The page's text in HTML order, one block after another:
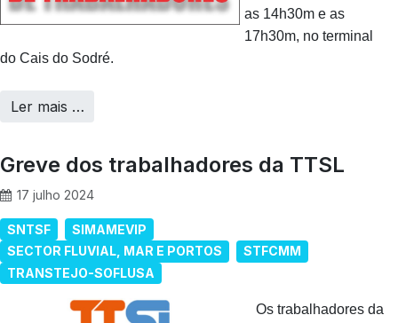
as 14h30m e as
17h30m, no terminal
do Cais do Sodré.
Ler mais …
Greve dos trabalhadores da TTSL
17 julho 2024
SNTSF
SIMAMEVIP
SECTOR FLUVIAL, MAR E PORTOS
STFCMM
TRANSTEJO-SOFLUSA
Os trabalhadores da